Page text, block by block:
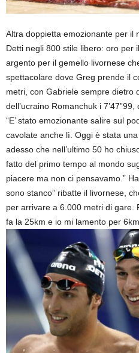
Altra doppietta emozionante per il
Detti negli 800 stile libero: oro per
argento per il gemello livornese
spettacolare dove Greg prende il
metri, con Gabriele sempre dietro
dell’ucraino Romanchuk i
“E’ stato emozionante salire sul
cavolate anche lì. Oggi è stata
adesso che nell’ultimo 50 ho
fatto del primo tempo al mondo
piacere ma non ci pensavamo.”
sono stanco” ribatte il livornese,
per arrivare a 6.000 metri di gare.
fa la 25km e io mi lamento per